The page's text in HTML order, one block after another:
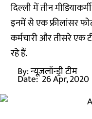
दिल्ली में तीन
इनमें से एक फ्रीलांसर
कर्मचारी और तीसरे एक
रहे हैं.
By:न्यूज़लॉन्ड्री टीम
Date: 26 Apr, 2020